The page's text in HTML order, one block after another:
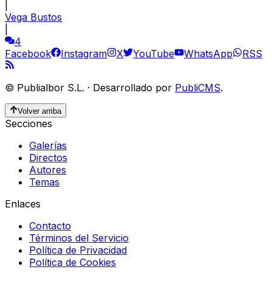
Vega Bustos
4
Facebook
Instagram X YouTube WhatsApp RSS
© Publialbor S.L. · Desarrollado por PubliCMS.
Volver arriba
Secciones
Galerías
Directos
Autores
Temas
Enlaces
Contacto
Términos del Servicio
Política de Privacidad
Política de Cookies